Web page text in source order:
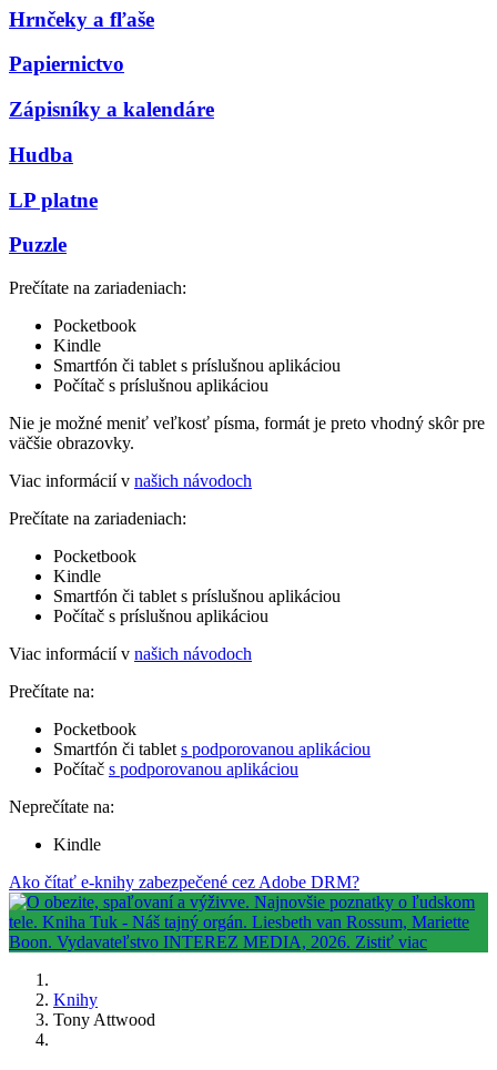
Hrnčeky a fľaše
Papiernictvo
Zápisníky a kalendáre
Hudba
LP platne
Puzzle
Prečítate na zariadeniach:
Pocketbook
Kindle
Smartfón či tablet s príslušnou aplikáciou
Počítač s príslušnou aplikáciou
Nie je možné meniť veľkosť písma, formát je preto vhodný skôr pre
väčšie obrazovky.
Viac informácií v našich návodoch
Prečítate na zariadeniach:
Pocketbook
Kindle
Smartfón či tablet s príslušnou aplikáciou
Počítač s príslušnou aplikáciou
Viac informácií v našich návodoch
Prečítate na:
Pocketbook
Smartfón či tablet s podporovanou aplikáciou
Počítač s podporovanou aplikáciou
Neprečítate na:
Kindle
Ako čítať e-knihy zabezpečené cez Adobe DRM?
Knihy
Tony Attwood